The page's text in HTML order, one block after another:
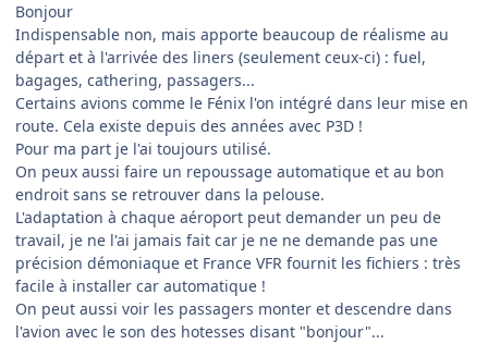
Bonjour
Indispensable non, mais apporte beaucoup de réalisme au
départ et à l'arrivée des liners (seulement ceux-ci) : fuel,
bagages, cathering, passagers...
Certains avions comme le Fénix l'on intégré dans leur mise en
route. Cela existe depuis des années avec P3D !
Pour ma part je l'ai toujours utilisé.
On peux aussi faire un repoussage automatique et au bon
endroit sans se retrouver dans la pelouse.
L'adaptation à chaque aéroport peut demander un peu de
travail, je ne l'ai jamais fait car je ne ne demande pas une
précision démoniaque et France VFR fournit les fichiers : très
facile à installer car automatique !
On peut aussi voir les passagers monter et descendre dans
l'avion avec le son des hotesses disant "bonjour"...